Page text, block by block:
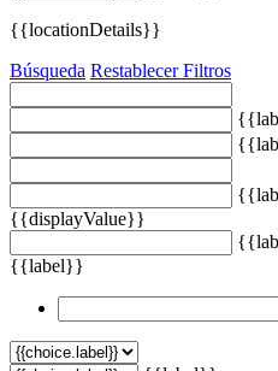
{{locationDetails}}
Búsqueda Restablecer Filtros
{{displayValue}}
{{label}}